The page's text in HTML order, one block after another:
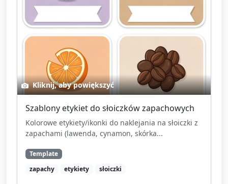
Kliknij, aby powiększyć
Szablony etykiet do słoiczków zapachowych
Kolorowe etykiety/ikonki do naklejania na słoiczki z
zapachami (lawenda, cynamon, skórka...
Template
zapachy
etykiety słoiczki